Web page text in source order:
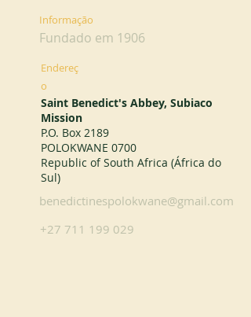
Informação
Fundado em 1906
Endereç
o
Saint Benedict's Abbey, Subiaco
Mission
P.O. Box 2189
POLOKWANE 0700
Republic of South Africa (África do
Sul)
benedictinespolokwane@gmail.com
+27 711 199 029